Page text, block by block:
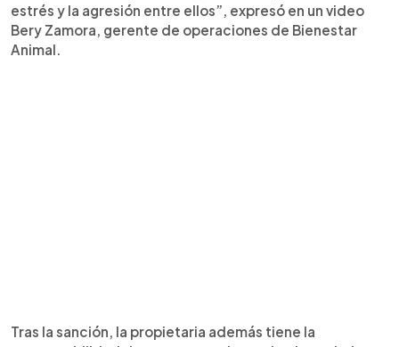
estrés y la agresión entre ellos”, expresó en un video
Bery Zamora, gerente de operaciones de Bienestar
Animal.
Tras la sanción, la propietaria además tiene la